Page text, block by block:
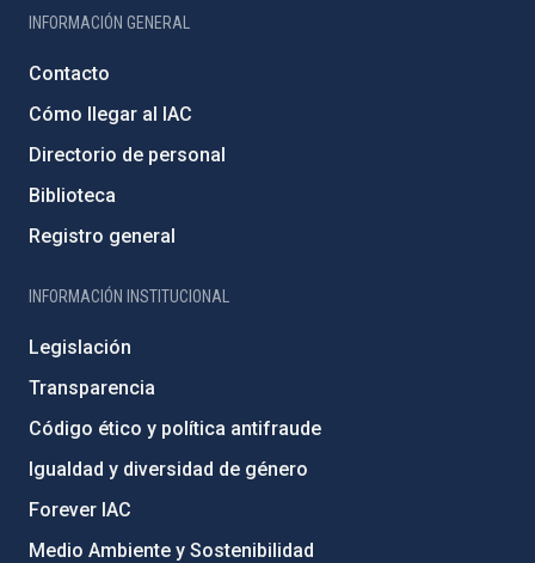
INFORMACIÓN GENERAL
Contacto
Cómo llegar al IAC
Directorio de personal
Biblioteca
Registro general
INFORMACIÓN INSTITUCIONAL
Legislación
Transparencia
Código ético y política antifraude
Igualdad y diversidad de género
Forever IAC
Medio Ambiente y Sostenibilidad